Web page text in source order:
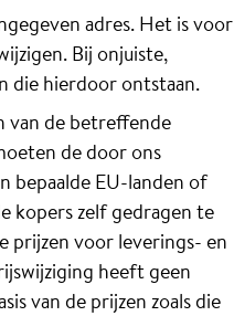
adres. Het is voor
Bij onjuiste,
die hierdoor ontstaan.
van de betreffende
de door ons
bepaalde EU-landen of
kopers zelf gedragen te
prijzen voor leverings- en
heeft geen
van de prijzen zoals die